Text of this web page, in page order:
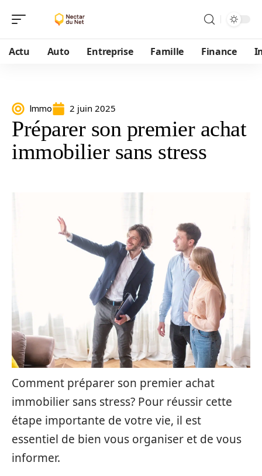
Actu Auto Entreprise Famille Finance
Immo 2 juin 2025
Préparer son premier achat
immobilier sans stress
Comment préparer son premier achat
immobilier sans stress? Pour réussir cette
étape importante de votre vie, il est
essentiel de bien vous organiser et de vous
informer.